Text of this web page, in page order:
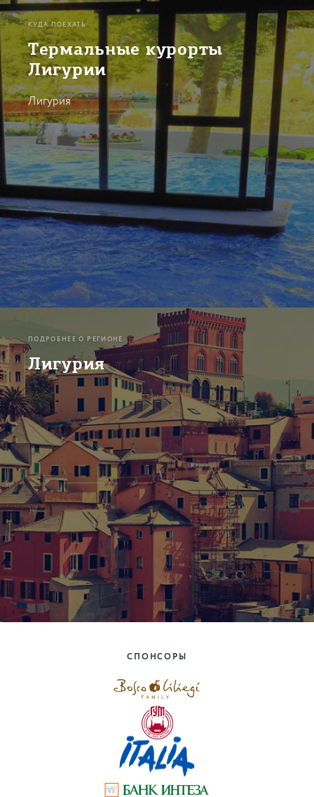
КУДА ПОЕХАТЬ
Термальные курорты
Лигурии
Лигурия
ПОДРОБНЕЕ О РЕГИОНЕ
Лигурия
СПОНСОРЫ